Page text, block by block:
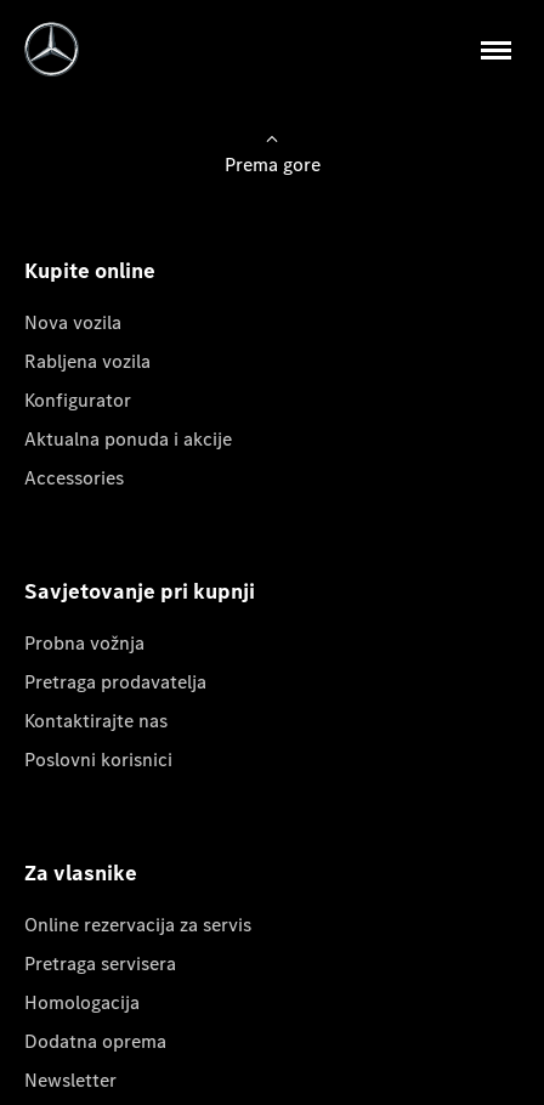
Prema gore
Kupite online
Nova vozila
Rabljena vozila
Konfigurator
Aktualna ponuda i akcije
Accessories
Savjetovanje pri kupnji
Probna vožnja
Pretraga prodavatelja
Kontaktirajte nas
Poslovni korisnici
Za vlasnike
Online rezervacija za servis
Pretraga servisera
Homologacija
Dodatna oprema
Newsletter